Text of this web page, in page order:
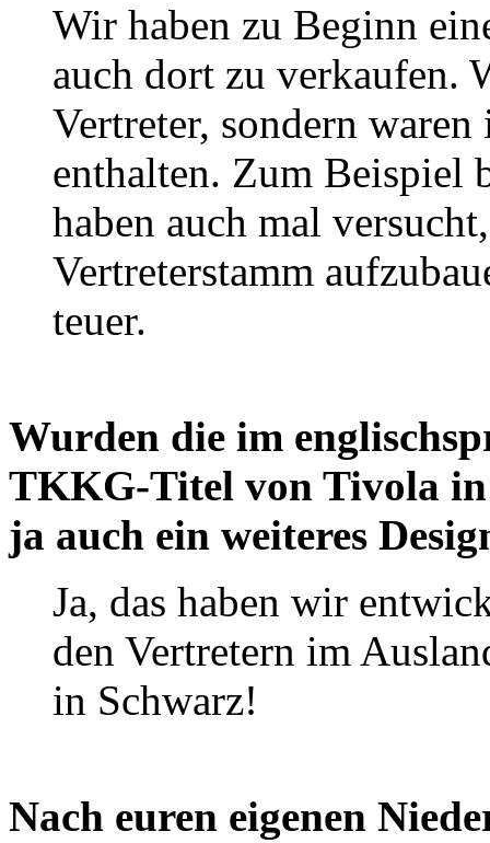
Wir haben zu Beginn
auch dort zu verkaufen.
Vertreter, sondern
enthalten. Zum Beispiel
haben auch mal
Vertreterstamm
teuer.
Wurden die im
TKKG-Titel von Tivola in
ja auch ein weiteres
Ja, das haben wir
den Vertretern im
in Schwarz!
Nach euren eigenen